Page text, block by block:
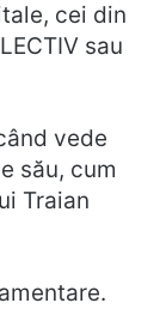
cei din
sau
vede
său, cum
Traian